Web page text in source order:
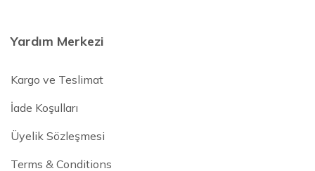
Yardım Merkezi
Kargo ve Teslimat
İade Koşulları
Üyelik Sözleşmesi
Terms & Conditions